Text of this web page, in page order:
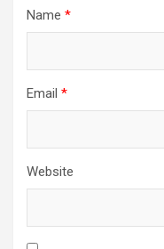
Name *
Email *
Website